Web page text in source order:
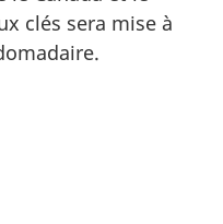
clés sera mise à